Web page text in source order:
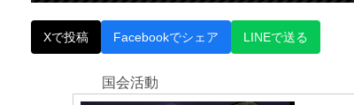
Xで投稿 Facebookでシェア LINEで送る
国会活動